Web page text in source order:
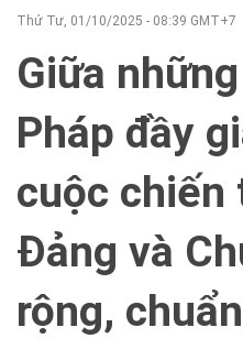
Thứ Tư, 01/10/2025 - 08:39 GMT+7
Giữa
Pháp đầy
cuộc chiến
Đảng và
rộng,